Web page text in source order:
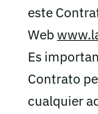
este
Web
Es
Contrato
cualquier